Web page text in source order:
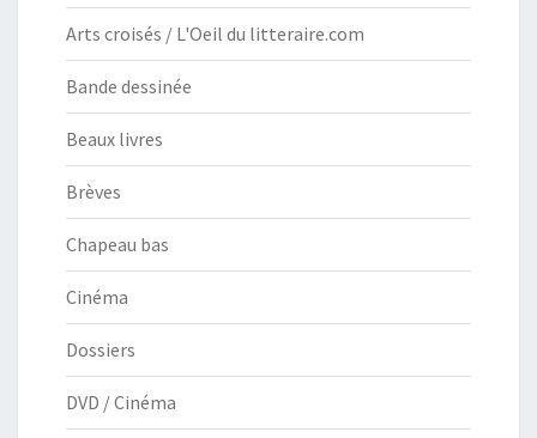
Arts croisés / L'Oeil du litteraire.com
Bande dessinée
Beaux livres
Brèves
Chapeau bas
Cinéma
Dossiers
DVD / Cinéma